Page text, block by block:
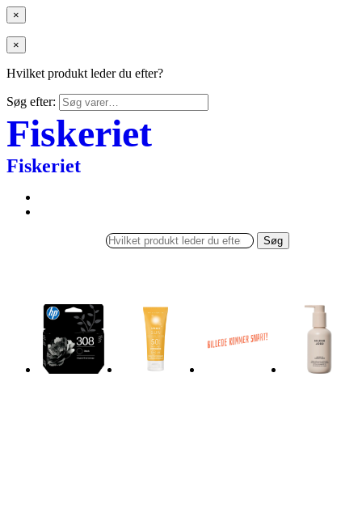
×
×
Hvilket produkt leder du efter?
Søg efter:
Fiskeriet
Fiskeriet
Søg